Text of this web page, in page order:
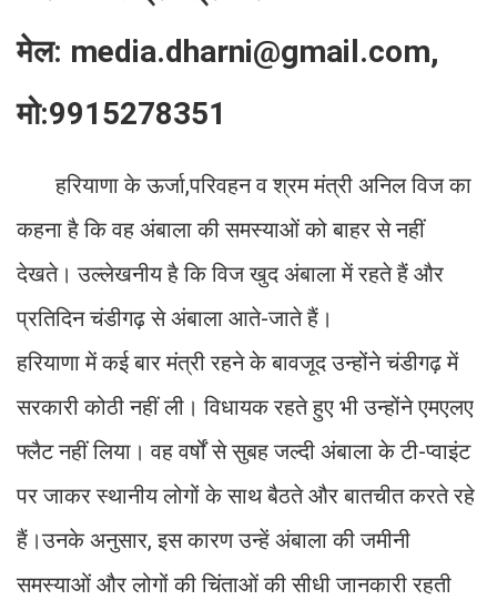
मेल: media.dharni@gmail.com,
मो:9915278351
हरियाणा के ऊर्जा,परिवहन व श्रम मंत्री अनिल विज का
कहना है कि वह अंबाला की समस्याओं को बाहर से नहीं
देखते। उल्लेखनीय है कि विज खुद अंबाला में रहते हैं और
प्रतिदिन चंडीगढ़ से अंबाला आते-जाते हैं।
हरियाणा में कई बार मंत्री रहने के बावजूद उन्होंने चंडीगढ़ में
सरकारी कोठी नहीं ली। विधायक रहते हुए भी उन्होंने एमएलए
फ्लैट नहीं लिया। वह वर्षों से सुबह जल्दी अंबाला के टी-प्वाइंट
पर जाकर स्थानीय लोगों के साथ बैठते और बातचीत करते रहे
हैं।उनके अनुसार, इस कारण उन्हें अंबाला की जमीनी
समस्याओं और लोगों की चिंताओं की सीधी जानकारी रहती